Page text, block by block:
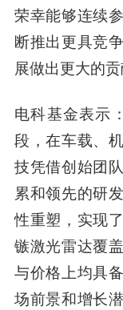
荣幸能够连续
断推出更具竞
展做出更大的贡
电科基金表示
段，在车载、
技凭借创始团
累和领先的研
性重塑，实现
镞激光雷达覆
与价格上均具
场前景和增长